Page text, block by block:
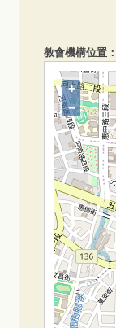
教會機構位置：